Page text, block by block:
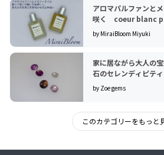
アロマパルファンと
咲く coeur blanc
by MiraiBloom Miyuki
家に居ながら大人の
石のセレンディピテ
by Zoe gems
このカテゴリーをもっと